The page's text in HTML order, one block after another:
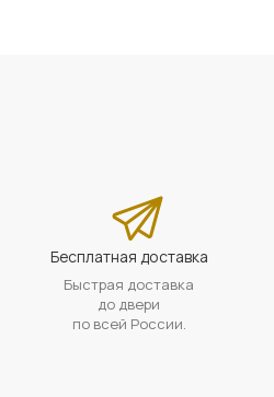
Бесплатная доставка
Быстрая доставка
до двери
по всей России.